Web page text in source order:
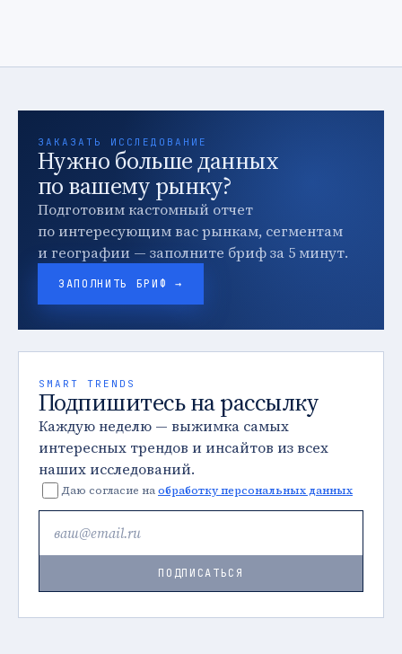
ЗАКАЗАТЬ ИССЛЕДОВАНИЕ
Нужно больше данных
по вашему рынку?
Подготовим кастомный отчет
по интересующим вас рынкам, сегментам
и географии — заполните бриф за 5 минут.
ЗАПОЛНИТЬ БРИФ →
SMART TRENDS
Подпишитесь на рассылку
Каждую неделю — выжимка самых
интересных трендов и инсайтов из всех
наших исследований.
Даю согласие наобработку персональных данных
ПОДПИСАТЬСЯ